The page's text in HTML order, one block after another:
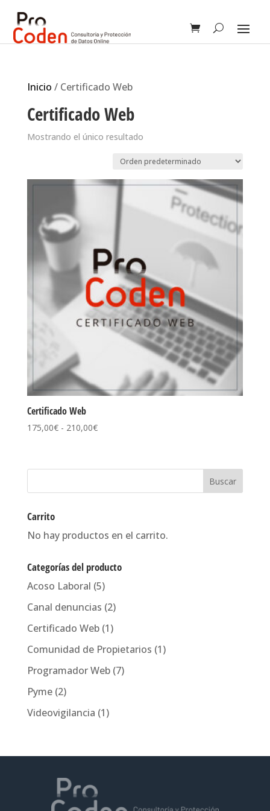
Inicio / Certificado Web
Certificado Web
Mostrando el único resultado
Certificado Web
175,00€ - 210,00€Rango
desde
hasta
Carrito
No hay productos en el carrito.
Categorías del producto
Acoso Laboral (5)
Canal denuncias (2)
Certificado Web (1)
Comunidad de Propietarios (1)
Programador Web (7)
Pyme (2)
Videovigilancia (1)